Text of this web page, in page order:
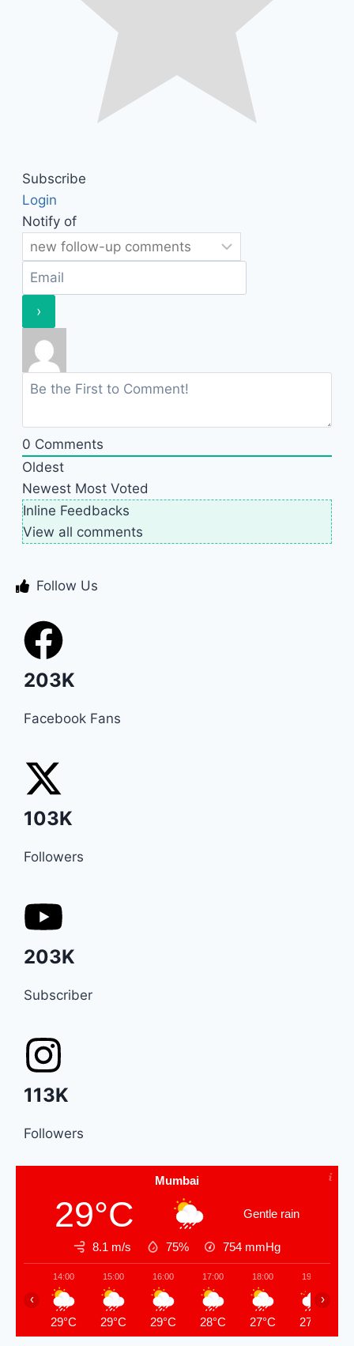
Subscribe
Login
Notify of
0 Comments
Oldest
Newest Most Voted
Inline Feedbacks
View all comments
Follow Us
203K
Facebook Fans
103K
Followers
203K
Subscriber
113K
Followers
Mumbai
29°C Gentle rain
8.1 m/s 75% 754 mmHg
14:00
29°C
15:00
29°C
16:00
29°C
17:00
28°C
18:00
27°C
19:00
27°C
‹ ›